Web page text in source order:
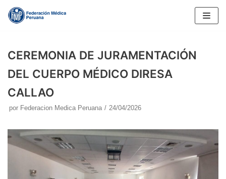
contenido
CEREMONIA DE JURAMENTACIÓN
DEL CUERPO MÉDICO DIRESA
CALLAO
por Federacion Medica Peruana 24/04/2026